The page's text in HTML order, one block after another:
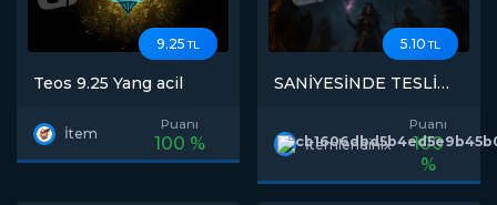
9.25 TL
Teos 9.25 Yang acil
İtem
Puanı
100 %
5.10 TL
SANİYESİNDE TESLİM
İtemlendinix
Puanı
100
%